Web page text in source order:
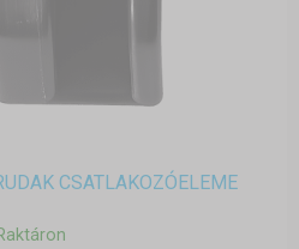
CSATLAKOZÓELEME